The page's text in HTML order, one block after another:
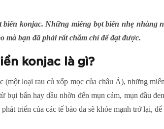
konjac. Những miếng bọt biển nhẹ nhàng
mà bạn đã phải rất chăm chỉ để đạt được.
konjac là gì?
loại rau củ xốp mọc của châu Á), những
bụi bẩn hay dầu nhờn đến mụn cám, mụn đầu
triển của các tế bào da sẽ khỏe mạnh trở lại,